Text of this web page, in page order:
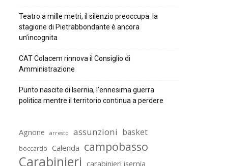
Teatro a mille metri, il silenzio preoccupa: la
stagione di Pietrabbondante è ancora
un’incognita
CAT Colacem rinnova il Consiglio di
Amministrazione
Punto nascite di Isernia, l’ennesima guerra
politica mentre il territorio continua a perdere
Agnone arresto assunzioni basket
boccardo Calenda campobasso
Carabinieri carabinieri isernia